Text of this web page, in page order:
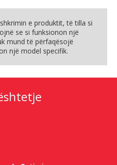
e produktit, të tilla si
se si funksionon një
mund të përfaqësojë
një model specifik.